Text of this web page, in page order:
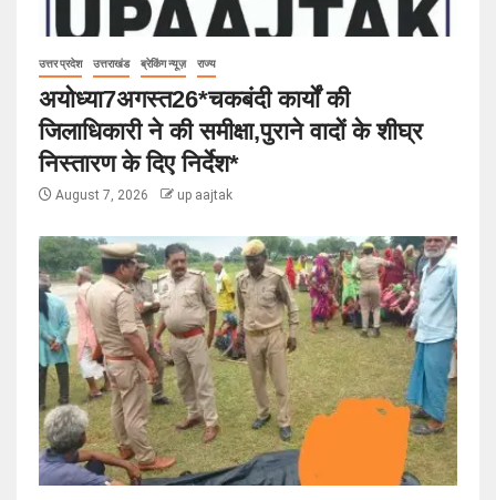
उत्तर प्रदेश उत्तराखंड ब्रेकिंग न्यूज़ राज्य
अयोध्या7अगस्त26*चकबंदी कार्यों की
जिलाधिकारी ने की समीक्षा,पुराने वादों के शीघ्र
निस्तारण के दिए निर्देश*
August 7, 2026 up aajtak